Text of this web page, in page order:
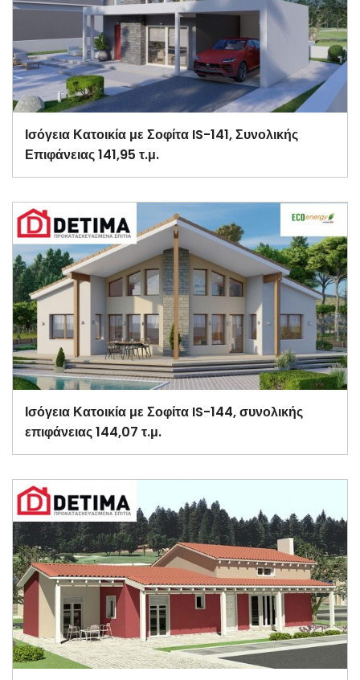
Ισόγεια Κατοικία με Σοφίτα IS-141, Συνολικής
Επιφάνειας 141,95 τ.μ.
Ισόγεια Κατοικία με Σοφίτα IS-144, συνολικής
επιφάνειας 144,07 τ.μ.